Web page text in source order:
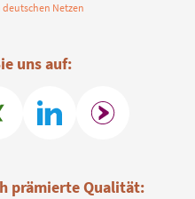
Netzen
uns auf:
prämierte Qualität: